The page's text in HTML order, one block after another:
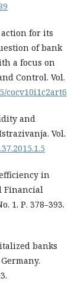
for its
of bank
a focus on
Control. Vol.
cocv10i1c2art6
and
Vol.
in
Financial
1. Р. 378–393.
banks